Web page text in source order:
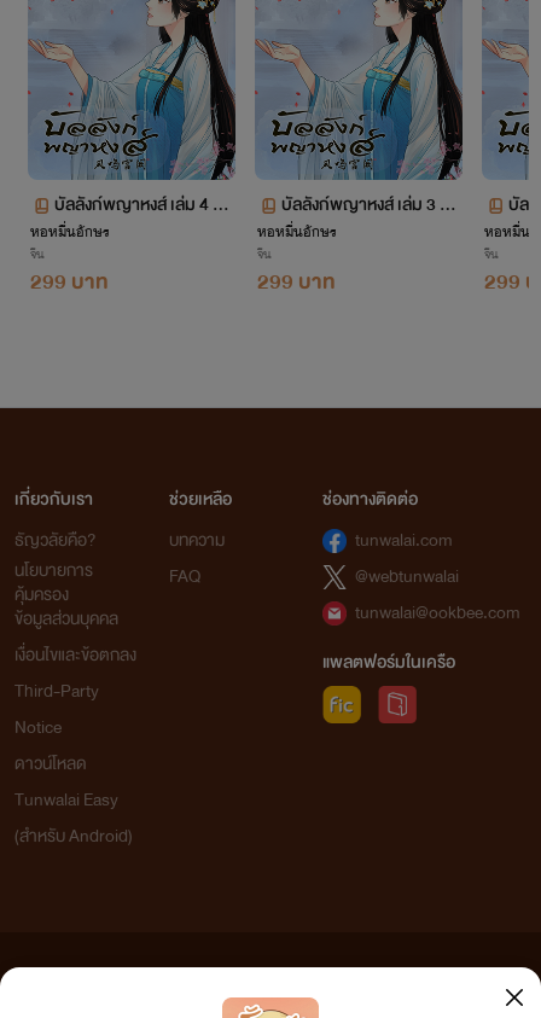
จากใจเก๋อเก๋อ
นิยายทุกเรื่องที่อยู่ในโปรเจกต์หอหมื่นอักษรเราเป็นนิยายที่เก๋อเก๋อพยายามพิถีพิถันคัดเลือก
มาอย่างเต็มความสามารถโดยผ่านการเรียบเรียงและกลั่นกรองด้วยความตั้งใจของเหล่านักแปล เพื่อ
ให้นายท่านได้รับความเพลิดเพลินอย่างถึงที่สุด
เก๋อเก๋อหวังเป็นอย่างยิ่งว่านิยายของเราจะเติมเต็มความปรารถนาของนายท่านทุกๆ คนได้
อย่างพึงพอใจ และเชื่อมั่นว่านายท่านจะสนับสนุนนิยายของเราอย่างถูกลิขสิทธิ์ เพื่อเป็นกำลังใจใน
การคัดสรรนิยายเรื่องอื่นๆ ของเราต่อไปในอนาคต
เก๋อเก๋อ แห่งหอหมื่นอักษร
บัลลังก์พญาหงส์ เล่ม 4 ตอ
นที่ 293-377
หอหมื่นอักษร
จีน
299 บาท
บัลลังก์พญาหงส์ เล่ม 3 ตอ
นที่ 189-292
หอหมื่นอักษร
จีน
299 บาท
บัล
นที่
หอหมื่น
จีน
299
เกี่ยวกับเรา
ธัญวลัยคือ?
นโยบายการ
คุ้มครอง
ข้อมูลส่วนบุคคล
เงื่อนไขและข้อตกลง
Third-Party
Notice
ดาวน์โหลด
Tunwalai Easy
(สำหรับ Android)
ช่วยเหลือ
บทความ
FAQ
ช่องทางติดต่อ
tunwalai.com
@webtunwalai
tunwalai@ookbee.com
แพลตฟอร์มในเครือ
เว็บไซต์แห่งนี้ไม่ได้เห็นด้วยและไม่ขอรับผิดชอบต่อข้อความใดๆ ทั้งสิ้น ดังนั้นผู้อ่านทุกท่านโปรดใช้